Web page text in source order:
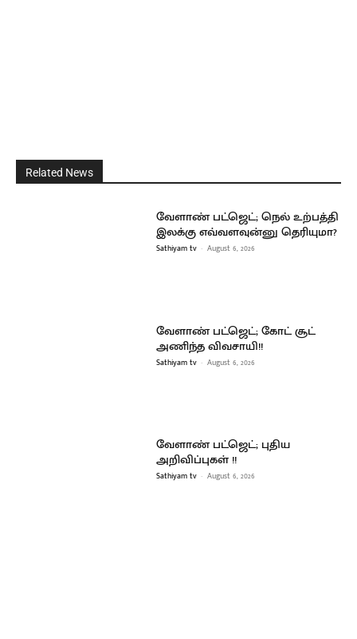
Related News
வேளாண் பட்ஜெட்; நெல் உற்பத்தி
இலக்கு எவ்வளவுன்னு தெரியுமா?
Sathiyam tv - August 6, 2026
வேளாண் பட்ஜெட்; கோட் சூட்
அணிந்த விவசாயி!!
Sathiyam tv - August 6, 2026
வேளாண் பட்ஜெட்; புதிய
அறிவிப்புகள் !!
Sathiyam tv - August 6, 2026